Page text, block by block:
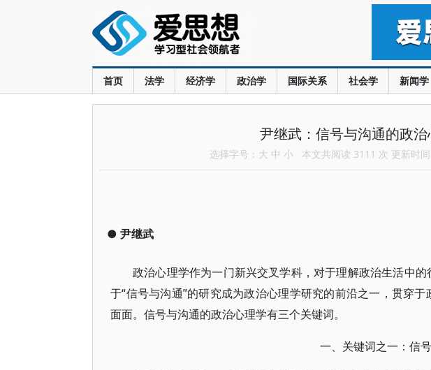
首页 法学 经济学 政治学 国际关系 社会学 新闻学
尹继武：信号与沟通的政治
选择字号： 大 中 小 本文共阅读 3111 次 更新时
● 尹继武
政治心理学作为一门新兴交叉学科，对于理解政治生活中
于“信号与沟通”的研究成为政治心理学研究的前沿之一，贯穿
面面。信号与沟通的政治心理学有三个关键词。
一、关键词之一：信号